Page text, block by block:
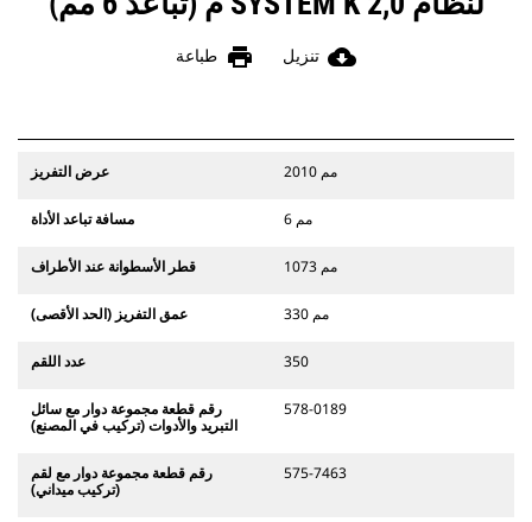
cloud_download تنزيل print طباعة
عرض التفريز 2010 مم
مسافة تباعد الأداة 6 مم
قطر الأسطوانة عند الأطراف 1073 مم
عمق التفريز (الحد الأقصى) 330 مم
عدد اللقم 350
رقم قطعة مجموعة دوار مع سائل
التبريد والأدوات (تركيب في المصنع)
578-0189
رقم قطعة مجموعة دوار مع لقم
(تركيب ميداني)
575-7463